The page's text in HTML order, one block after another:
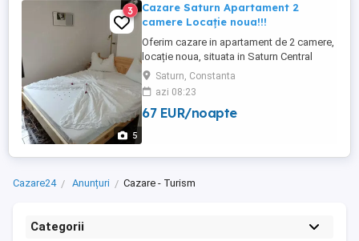
5
3
Cazare Saturn Apartament 2
camere Locație noua!!!
Oferim cazare in apartament de 2 camere,
locație noua, situata in Saturn Central
Residence, langa malul marii, toate
utilitățile. Prețul variază în funcție de
numărul de persoane și perioada
Saturn, Constanta
azi 08:23
67 EUR/noapte
Cazare24 Anunțuri Cazare - Turism
Categorii